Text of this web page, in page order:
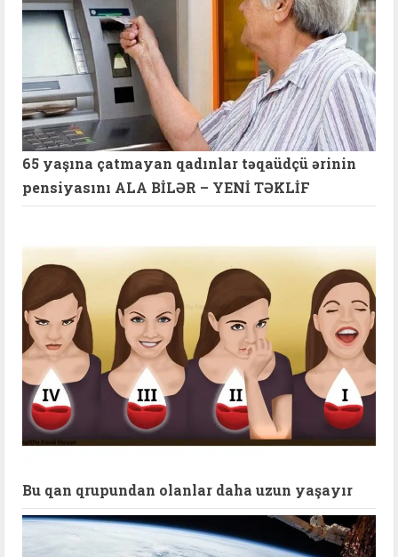
65 yaşına çatmayan qadınlar təqaüdçü ərinin
pensiyasını ALA BİLƏR – YENİ TƏKLİF
Bu qan qrupundan olanlar daha uzun yaşayır